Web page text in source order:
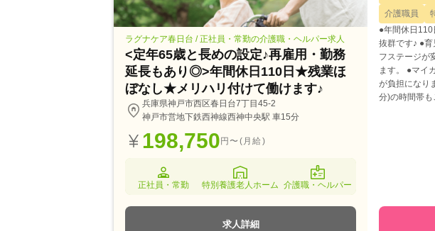
ラグナケア春日台 / 正社員・常勤の介護職・ヘルパー求人
<定年65歳と長めの設定♪再雇用・勤務
延長もあり◎>年間休日110日★残業ほ
ぼなし★メリハリ付けて働けます♪
兵庫県神戸市西区春日台7丁目45-2
神戸市営地下鉄西神線西神中央駅 車15分
198,750円〜(月給)
正社員・常勤 特別養護老人ホーム 介護職・ヘルパー
求人詳細
介護職員
●年間休日
抜群です♪ ●
フステージが
ます。 ●マイ
が負担になり
分)の時間帯も